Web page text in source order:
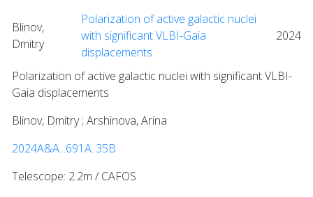
Blinov,
Dmitry
Polarization of active galactic nuclei
with significant VLBI-Gaia
displacements
2024
Polarization of active galactic nuclei with significant VLBI-
Gaia displacements
Blinov, Dmitry ; Arshinova, Arina
2024A&A...691A..35B
Telescope: 2.2m / CAFOS